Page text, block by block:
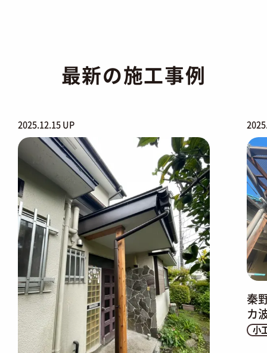
最新の施工事例
2025.12.15 UP
秦
カ
小